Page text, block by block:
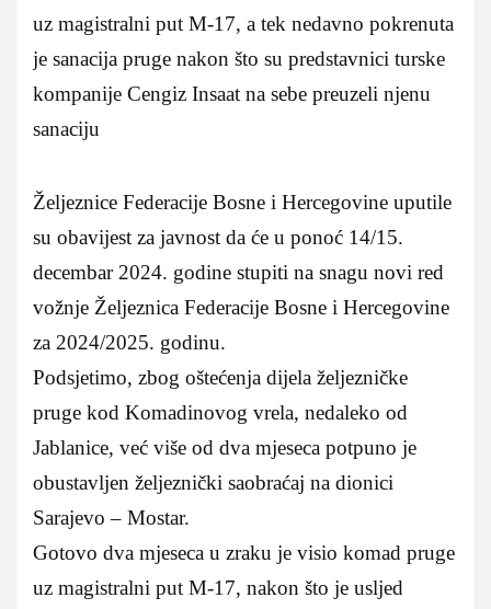
uz magistralni put M-17, a tek nedavno pokrenuta
je sanacija pruge nakon što su predstavnici turske
kompanije Cengiz Insaat na sebe preuzeli njenu
sanaciju
Željeznice Federacije Bosne i Hercegovine uputile
su obavijest za javnost da će u ponoć 14/15.
decembar 2024. godine stupiti na snagu novi red
vožnje Željeznica Federacije Bosne i Hercegovine
za 2024/2025. godinu.
Podsjetimo, zbog oštećenja dijela željezničke
pruge kod Komadinovog vrela, nedaleko od
Jablanice, već više od dva mjeseca potpuno je
obustavljen željeznički saobraćaj na dionici
Sarajevo – Mostar.
Gotovo dva mjeseca u zraku je visio komad pruge
uz magistralni put M-17, nakon što je usljed